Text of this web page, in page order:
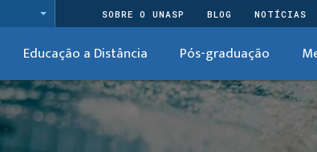
SOBRE O UNASP BLOG NOTÍCIAS
Educação a Distância Pós-graduação